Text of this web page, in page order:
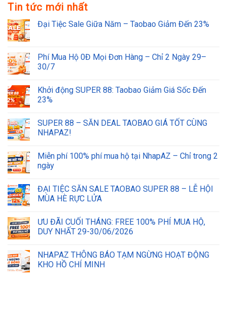
Tin tức mới nhất
Đại Tiệc Sale Giữa Năm – Taobao Giảm Đến 23%
Phí Mua Hộ 0Đ Mọi Đơn Hàng – Chỉ 2 Ngày 29–
30/7
Khởi động SUPER 88: Taobao Giảm Giá Sốc Đến
23%
SUPER 88 – SĂN DEAL TAOBAO GIÁ TỐT CÙNG
NHAPAZ!
Miễn phí 100% phí mua hộ tại NhapAZ – Chỉ trong 2
ngày
ĐẠI TIỆC SĂN SALE TAOBAO SUPER 88 – LỄ HỘI
MÙA HÈ RỰC LỬA
ƯU ĐÃI CUỐI THÁNG: FREE 100% PHÍ MUA HỘ,
DUY NHẤT 29-30/06/2026
NHAPAZ THÔNG BÁO TẠM NGỪNG HOẠT ĐỘNG
KHO HỒ CHÍ MINH